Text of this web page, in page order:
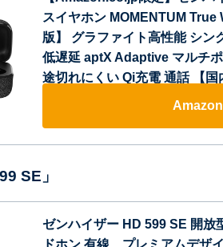
スイヤホン MOMENTUM
版】 グラファイト高性能 シン
低遅延 aptX Adaptive マルチ
途切れにくい Qi充電 通話 【
SE」
ゼンハイザー HD 599 SE 開放
ドホン 有線、プレミアムデザ